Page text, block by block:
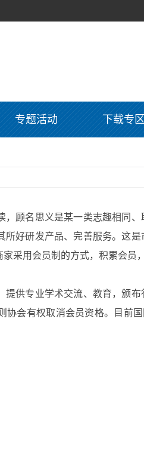
专题活动 下载专区
，顾名思义是某一类志趣相同
好研发产品、完善服务。这
采用会员制的方式，积累会员
提供专业学术交流、教育，颁
协会有权取消会员资格。目前